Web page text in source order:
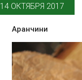
14 ОКТЯБРЯ 2017
Аранчини